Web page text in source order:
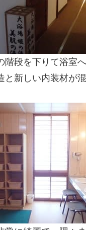
階段を下りて浴室
と新しい内装材が